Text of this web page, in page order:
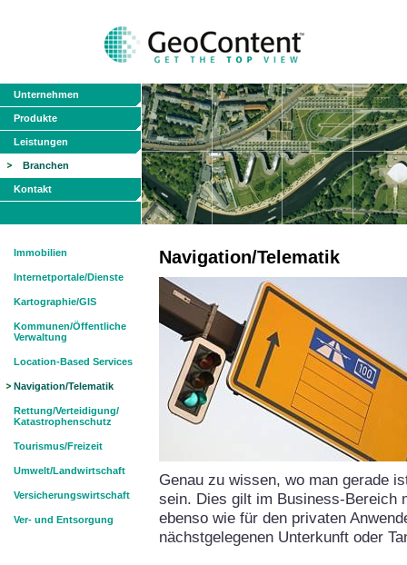
Unternehmen
Produkte
Leistungen
Branchen
Kontakt
Immobilien
Internetportale/Dienste
Kartographie/GIS
Kommunen/Öffentliche
Verwaltung
Location-Based Services
Navigation/Telematik
Rettung/Verteidigung/
Katastrophenschutz
Tourismus/Freizeit
Umwelt/Landwirtschaft
Versicherungswirtschaft
Ver- und Entsorgung
Navigation/Telematik
Genau zu wissen, wo man gerade
sein. Dies gilt im Business-Bereich
ebenso wie für den privaten
nächstgelegenen Unterkunft oder